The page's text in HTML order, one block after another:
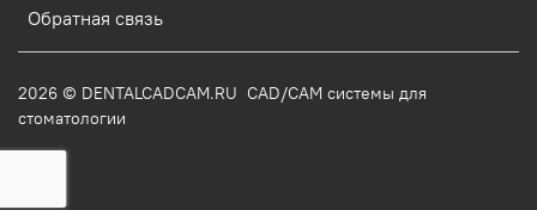
Обратная связь
2026 © DENTALCADCAM.RU CAD/CAM системы для
стоматологии